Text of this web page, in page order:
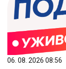
Инфостуд:
психологија,